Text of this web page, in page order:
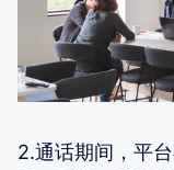
2.通话期间，平